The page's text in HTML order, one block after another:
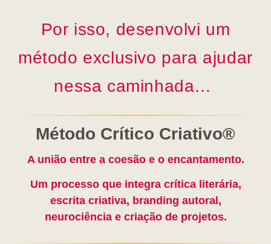
Por isso, desenvolvi um
método exclusivo para ajudar
nessa caminhada…
Método Crítico Criativo®️
A união entre a coesão e o encantamento.
Um processo que integra crítica literária,
escrita criativa, branding autoral,
neurociência e criação de projetos.